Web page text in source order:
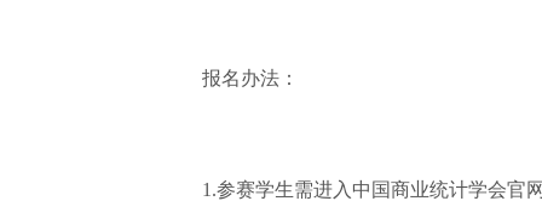
报名办法：
1.参赛学生需进入中国商业统计学会官网